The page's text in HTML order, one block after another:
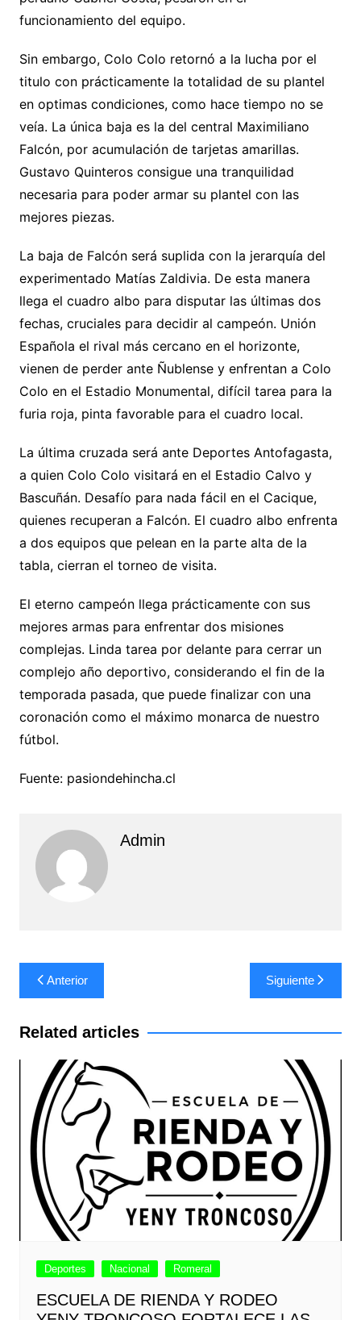
funcionamiento del equipo.
Sin embargo, Colo Colo retornó a la lucha por el
titulo con prácticamente la totalidad de su plantel
en optimas condiciones, como hace tiempo no se
veía. La única baja es la del central Maximiliano
Falcón, por acumulación de tarjetas amarillas.
Gustavo Quinteros consigue una tranquilidad
necesaria para poder armar su plantel con las
mejores piezas.
La baja de Falcón será suplida con la jerarquía del
experimentado Matías Zaldivia. De esta manera
llega el cuadro albo para disputar las últimas dos
fechas, cruciales para decidir al campeón. Unión
Española el rival más cercano en el horizonte,
vienen de perder ante Ñublense y enfrentan a Colo
Colo en el Estadio Monumental, difícil tarea para la
furia roja, pinta favorable para el cuadro local.
La última cruzada será ante Deportes Antofagasta,
a quien Colo Colo visitará en el Estadio Calvo y
Bascuñán. Desafío para nada fácil en el Cacique,
quienes recuperan a Falcón. El cuadro albo enfrenta
a dos equipos que pelean en la parte alta de la
tabla, cierran el torneo de visita.
El eterno campeón llega prácticamente con sus
mejores armas para enfrentar dos misiones
complejas. Linda tarea por delante para cerrar un
complejo año deportivo, considerando el fin de la
temporada pasada, que puede finalizar con una
coronación como el máximo monarca de nuestro
fútbol.
Fuente: pasiondehincha.cl
Admin
Navegación
de
entradas
Anterior Siguiente
Related articles
Deportes Nacional Romeral
ESCUELA DE RIENDA Y RODEO